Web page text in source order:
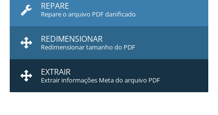
REPARE
Repare o arquivo PDF danificado
REDIMENSIONAR
Redimensionar tamanho do PDF
EXTRAIR
Extrair informações Meta do arquivo PDF